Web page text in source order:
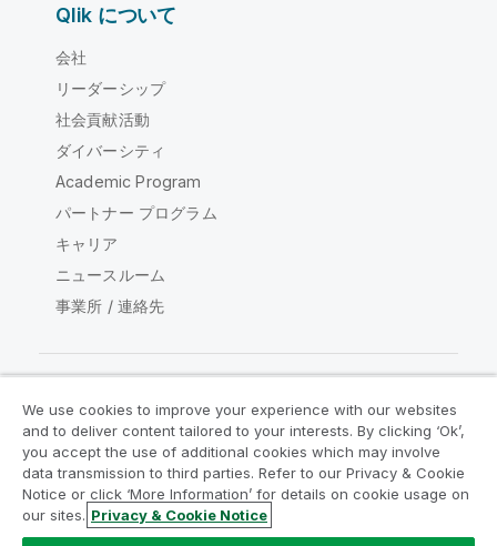
Qlik について
会社
リーダーシップ
社会貢献活動
ダイバーシティ
Academic Program
パートナー プログラム
キャリア
ニュースルーム
事業所 / 連絡先
Qlik コミュニティ
法的契約 製品規約
Legal Policies
リーガルポリシー
利用規約
Do Not Share My Info
We use cookies to improve your experience with our websites
and to deliver content tailored to your interests. By clicking ‘Ok’,
you accept the use of additional cookies which may involve
data transmission to third parties. Refer to our Privacy & Cookie
Notice or click ‘More Information’ for details on cookie usage on
our sites. Privacy & Cookie Notice